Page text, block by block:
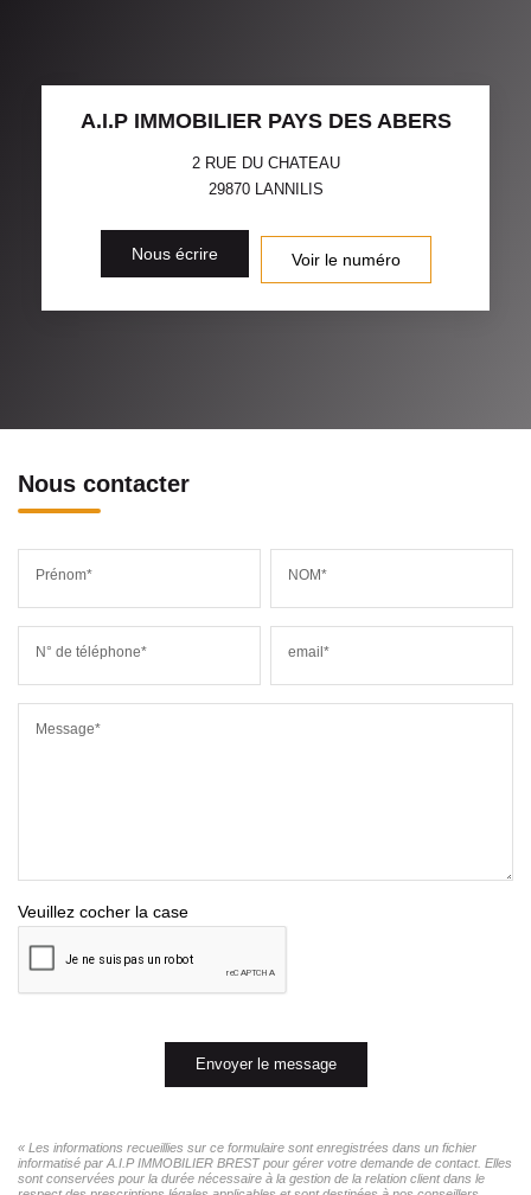
A.I.P IMMOBILIER PAYS DES ABERS
2 RUE DU CHATEAU
29870 LANNILIS
Nous écrire Voir le numéro
Nous contacter
Prénom* NOM*
N° de téléphone* email*
Message*
Veuillez cocher la case
Envoyer le message
« Les informations recueillies sur ce formulaire sont enregistrées dans un fichier
informatisé par A.I.P IMMOBILIER BREST pour gérer votre demande de contact. Elles
sont conservées pour la durée nécessaire à la gestion de la relation client dans le